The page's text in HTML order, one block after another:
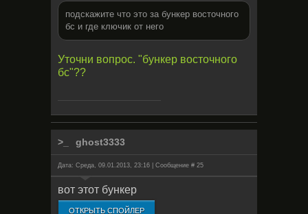
подскажите что это за бункер восточного
бс и где ключик от него
Уточни вопрос. "бункер восточного
бс"??
ghost3333
Дата: Среда, 09.01.2013, 23:16 | Сообщение # 25
вот этот бункер